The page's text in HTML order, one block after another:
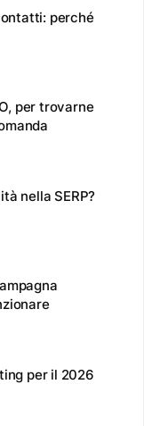
perché
per trovarne
nella SERP?
per il 2026